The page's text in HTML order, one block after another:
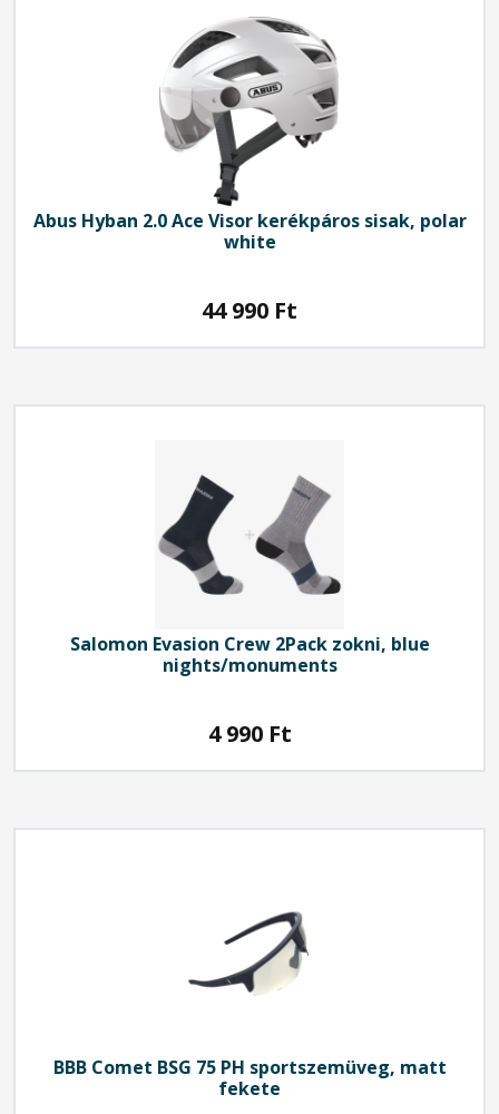
AbusHyban 2.0 Ace Visor kerékpáros sisak, polar
white
44 990 Ft
Salomon Evasion Crew 2Pack zokni, blue
nights/monuments
4 990 Ft
BBBComet BSG 75 PH sportszemüveg, matt
fekete